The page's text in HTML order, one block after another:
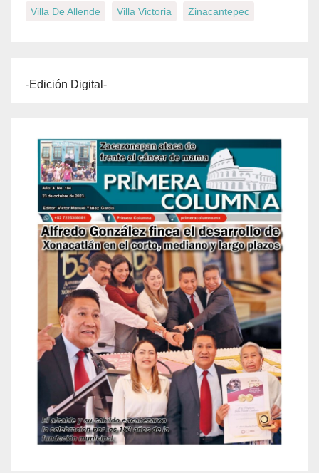
Villa De Allende Villa Victoria Zinacantepec
-Edición Digital-